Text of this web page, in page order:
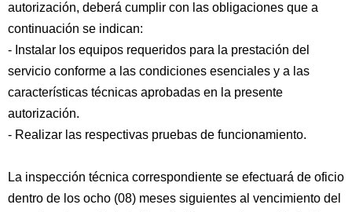
autorización, deberá cumplir con las obligaciones que a
continuación se indican:
- Instalar los equipos requeridos para la prestación del
servicio conforme a las condiciones esenciales y a las
características técnicas aprobadas en la presente
autorización.
- Realizar las respectivas pruebas de funcionamiento.
La inspección técnica correspondiente se efectuará de oficio
dentro de los ocho (08) meses siguientes al vencimiento del